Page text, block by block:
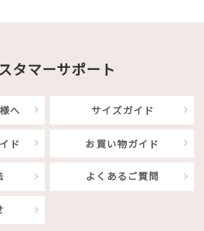
タマーサポート
へ サイズガイド
ド お買い物ガイド
よくあるご質問